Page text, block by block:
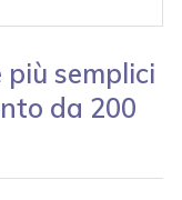
più semplici
da 200